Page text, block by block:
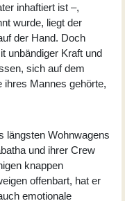
inhaftiert ist –,
wurde, liegt der
der Hand. Doch
unbändiger Kraft und
sich auf dem
ihres Mannes gehörte,
längsten Wohnwagens
und ihrer Crew
knappen
offenbart, hat er
emotionale